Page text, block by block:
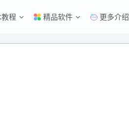
程 精品软件 更多介绍